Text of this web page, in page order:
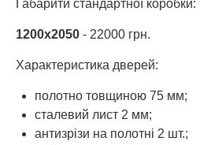
Габарити стандартної коробки:
1200х2050 - 22000 грн.
Характеристика дверей:
полотно товщиною 75 мм;
сталевий лист 2 мм;
антизрізи на полотні 2 шт.;